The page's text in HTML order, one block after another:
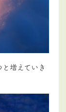
増えていき